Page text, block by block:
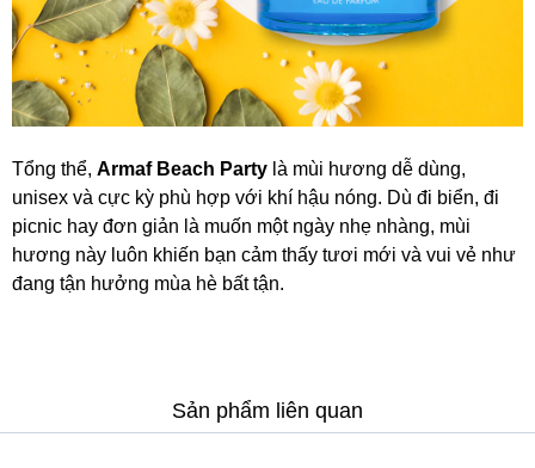
Tổng thể, Armaf Beach Party là mùi hương dễ dùng,
unisex và cực kỳ phù hợp với khí hậu nóng. Dù đi biển, đi
picnic hay đơn giản là muốn một ngày nhẹ nhàng, mùi
hương này luôn khiến bạn cảm thấy tươi mới và vui vẻ như
đang tận hưởng mùa hè bất tận.
Sản phẩm liên quan